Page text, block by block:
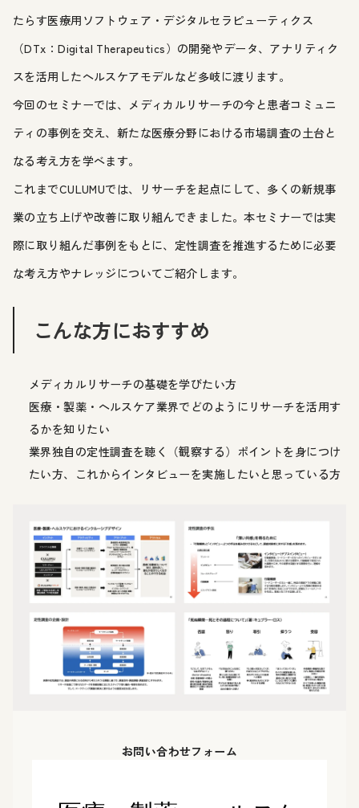
たらす医療用ソフトウェア・デジタルセラピューティクス
（DTx：Digital Therapeutics）の開発やデータ、アナリティク
スを活用したヘルスケアモデルなど多岐に渡ります。
今回のセミナーでは、メディカルリサーチの今と患者コミュニ
ティの事例を交え、新たな医療分野における市場調査の土台と
なる考え方を学べます。
これまでCULUMUでは、リサーチを起点にして、多くの新規事
業の立ち上げや改善に取り組んできました。本セミナーでは実
際に取り組んだ事例をもとに、定性調査を推進するために必要
な考え方やナレッジについてご紹介します。
こんな方におすすめ
メディカルリサーチの基礎を学びたい方
医療・製薬・ヘルスケア業界でどのようにリサーチを活用す
るかを知りたい
業界独自の定性調査を聴く（観察する）ポイントを身につけ
たい方、これからインタビューを実施したいと思っている方
お問い合わせフォーム